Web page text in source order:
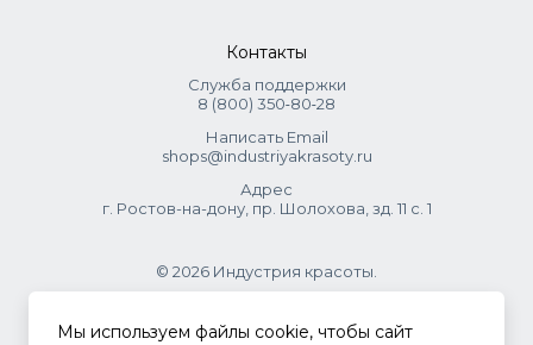
Контакты
Служба поддержки
8 (800) 350‑80‑28
Написать Email
shops@industriyakrasoty.ru
Адрес
г. Ростов-на-дону, пр. Шолохова, зд. 11 с. 1
© 2026 Индустрия красоты.
.
Мы используем файлы cookie, чтобы сайт